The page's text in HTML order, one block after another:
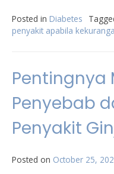
Posted in Diabetes
penyakit apabila
Pentingnya
Penyebab
Penyakit
Posted on October 25,